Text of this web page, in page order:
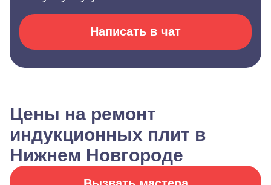
Написать в чат
Цены на ремонт
индукционных плит в
Нижнем Новгороде